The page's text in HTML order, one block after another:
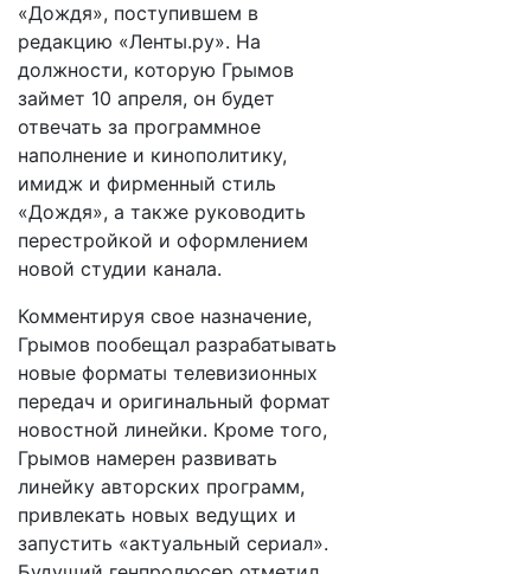
«Дождя», поступившем в
редакцию «Ленты.ру». На
должности, которую Грымов
займет 10 апреля, он будет
отвечать за программное
наполнение и кинополитику,
имидж и фирменный стиль
«Дождя», а также руководить
перестройкой и оформлением
новой студии канала.
Комментируя свое назначение,
Грымов пообещал разрабатывать
новые форматы телевизионных
передач и оригинальный формат
новостной линейки. Кроме того,
Грымов намерен развивать
линейку авторских программ,
привлекать новых ведущих и
запустить «актуальный сериал».